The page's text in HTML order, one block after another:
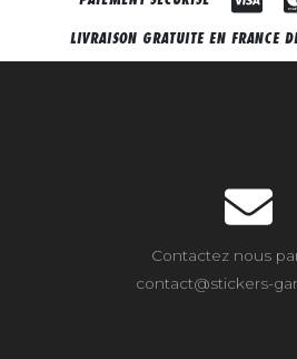
LIVRAISON GRATUITE EN FRANCE
Contactez nous
contact@stickers-